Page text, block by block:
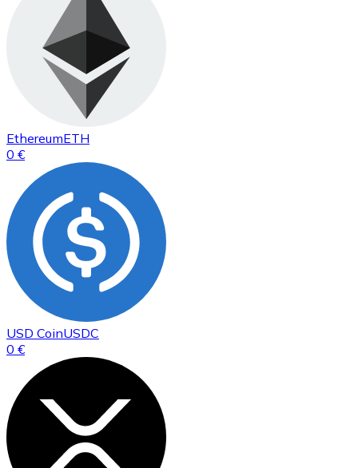
EthereumETH
0 €
USD CoinUSDC
0 €